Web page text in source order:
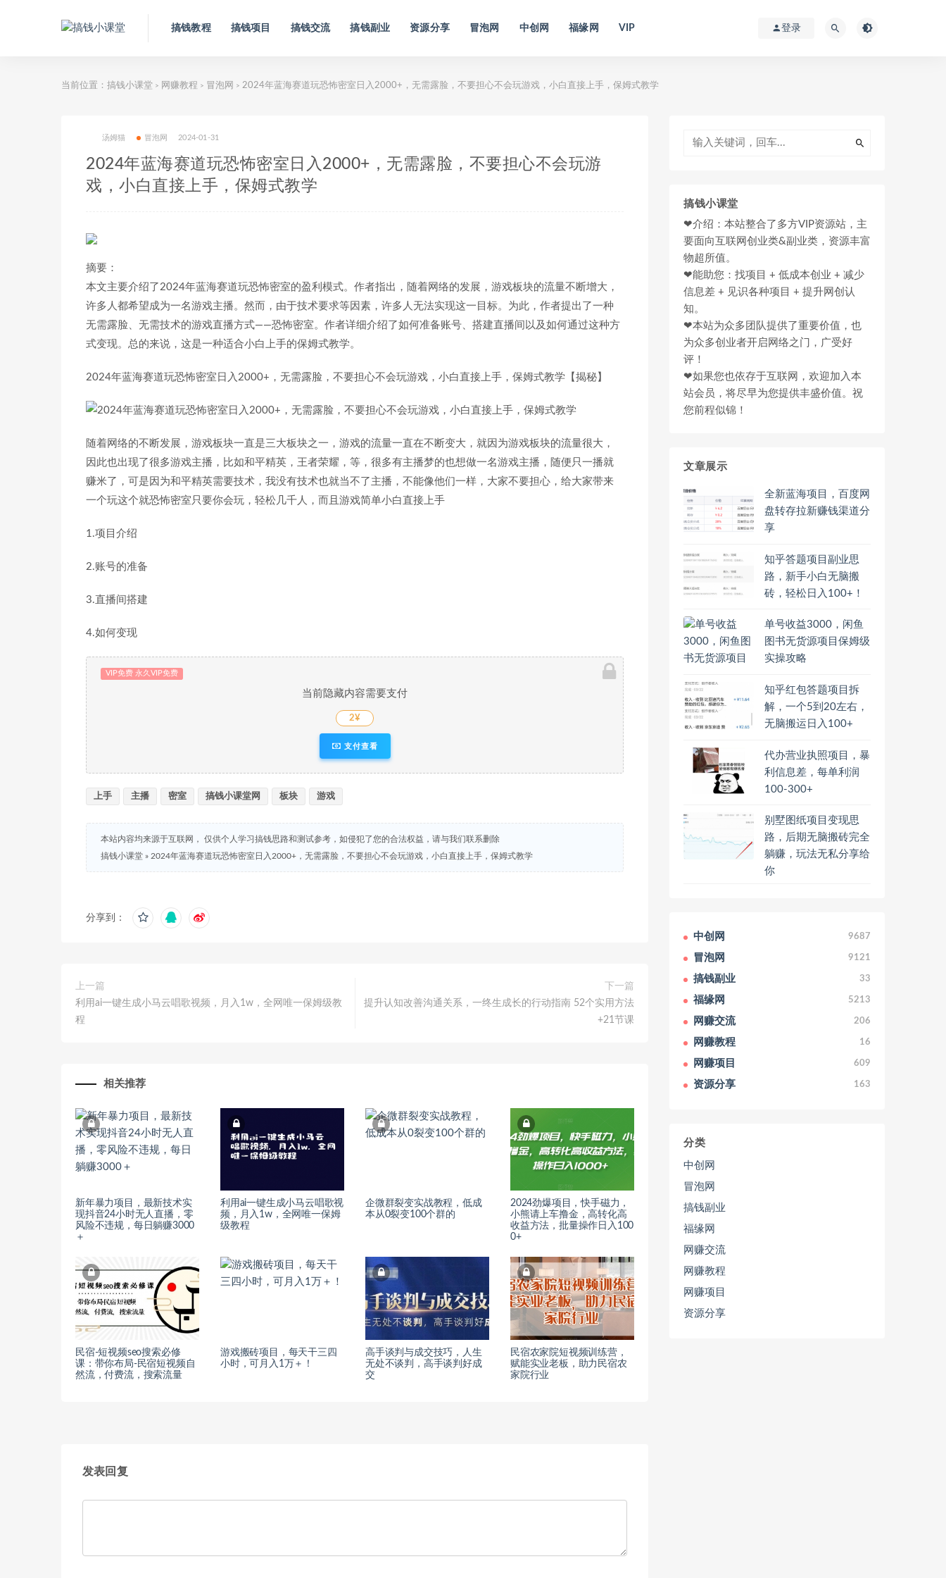
搞钱教程 搞钱项目 搞钱交流 搞钱副业 资源分享 冒泡网 中创网 福缘网 VIP 登录
当前位置： 搞钱小课堂 > 网赚教程 > 冒泡网 > 2024年蓝海赛道玩恐怖密室日入2000+，无需露脸，不要担心不会玩游戏，小白直接上手，保姆式教学
汤姆猫 冒泡网 2024-01-31
2024年蓝海赛道玩恐怖密室日入2000+，无需露脸，不要担心不会玩游
戏，小白直接上手，保姆式教学
摘要：
本文主要介绍了2024年蓝海赛道玩恐怖密室的盈利模式。作者指出，随着网络的发展，游戏板块的流量不断增大，
许多人都希望成为一名游戏主播。然而，由于技术要求等因素，许多人无法实现这一目标。为此，作者提出了一种
无需露脸、无需技术的游戏直播方式——恐怖密室。作者详细介绍了如何准备账号、搭建直播间以及如何通过这种方
式变现。总的来说，这是一种适合小白上手的保姆式教学。
2024年蓝海赛道玩恐怖密室日入2000+，无需露脸，不要担心不会玩游戏，小白直接上手，保姆式教学【揭秘】
随着网络的不断发展，游戏板块一直是三大板块之一，游戏的流量一直在不断变大，就因为游戏板块的流量很大，
因此也出现了很多游戏主播，比如和平精英，王者荣耀，等，很多有主播梦的也想做一名游戏主播，随便只一播就
赚米了，可是因为和平精英需要技术，我没有技术也就当不了主播，不能像他们一样，大家不要担心，给大家带来
一个玩这个就恐怖密室只要你会玩，轻松几千人，而且游戏简单小白直接上手
1.项目介绍
2.账号的准备
3.直播间搭建
4.如何变现
VIP免费 永久VIP免费
当前隐藏内容需要支付
2¥
支付查看
上手 主播 密室 搞钱小课堂网 板块 游戏
本站内容均来源于互联网， 仅供个人学习搞钱思路和测试参考，如侵犯了您的合法权益，请与我们联系删除
搞钱小课堂 » 2024年蓝海赛道玩恐怖密室日入2000+，无需露脸，不要担心不会玩游戏，小白直接上手，保姆式教学
分享到：
上一篇
利用ai一键生成小马云唱歌视频，月入1w，全网唯一保姆级教
程
下一篇
提升认知改善沟通关系，一终生成长的行动指南 52个实用方法
+21节课
相关推荐
新年暴力项目，最新技术实
现抖音24小时无人直播，零
风险不违规，每日躺赚3000
＋
利用ai一键生成小马云唱歌视
频，月入1w，全网唯一保姆
级教程
企微群裂变实战教程，低成
本从0裂变100个群的
2024劲爆项目，快手磁力，
小熊请上车撸金，高转化高
收益方法，批量操作日入100
0+
民宿-短视频seo搜索必修
课：带你布局-民宿短视频自
然流，付费流，搜索流量
游戏搬砖项目，每天干三四
小时，可月入1万＋！
高手谈判与成交技巧，人生
无处不谈判，高手谈判好成
交
民宿农家院短视频训练营，
赋能实业老板，助力民宿农
家院行业
发表回复
搞钱小课堂
❤介绍：本站整合了多方VIP资源站，主
要面向互联网创业类&副业类，资源丰富
物超所值。
❤能助您：找项目 + 低成本创业 + 减少
信息差 + 见识各种项目 + 提升网创认
知。
❤本站为众多团队提供了重要价值，也
为众多创业者开启网络之门，广受好
评！
❤如果您也依存于互联网，欢迎加入本
站会员，将尽早为您提供丰盛价值。祝
您前程似锦！
文章展示
全新蓝海项目，百度网
盘转存拉新赚钱渠道分
享
知乎答题项目副业思
路，新手小白无脑搬
砖，轻松日入100+！
单号收益3000，闲鱼
图书无货源项目保姆级
实操攻略
知乎红包答题项目拆
解，一个5到20左右，
无脑搬运日入100+
代办营业执照项目，暴
利信息差，每单利润
100-300+
别墅图纸项目变现思
路，后期无脑搬砖完全
躺赚，玩法无私分享给
你
中创网 9687
冒泡网 9121
搞钱副业 33
福缘网 5213
网赚交流 206
网赚教程 16
网赚项目 609
资源分享 163
分类
中创网
冒泡网
搞钱副业
福缘网
网赚交流
网赚教程
网赚项目
资源分享